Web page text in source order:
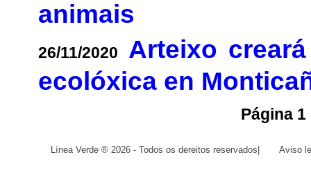
animais
26/11/2020
Arteixo
ecolóxica en
Página 1
Línea Verde ® 2026 - Todos os dereitos reservados Aviso